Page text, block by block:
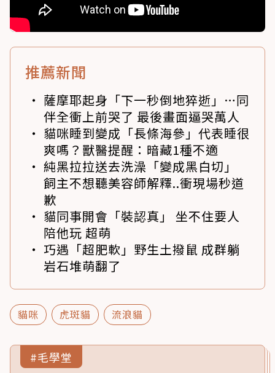
推薦新聞
薩摩耶起身「下一秒倒地猝逝」…同
伴全衝上前哭了 最後畫面逼哭萬人
貓咪睡到變成「長條海參」代表睡很
爽嗎？獸醫提醒：暗藏1種不適
純黑拉拉送去洗澡「變成黑白切」
飼主不想聽美容師解釋..衝現場秒道
歉
貓同事開會「裝認真」 坐不住要人
陪他玩 超萌
巧遇「超肥軟」野生土撥鼠 成群躺
岩石堆萌翻了
貓咪 虎斑貓 流浪貓
#毛學堂